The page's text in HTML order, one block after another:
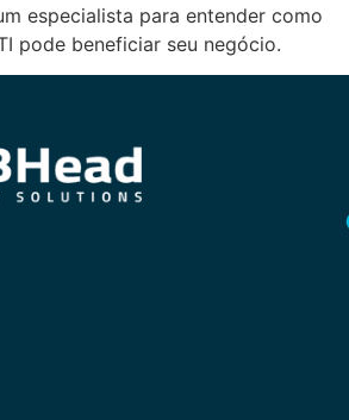
especialista para entender como
pode beneficiar seu negócio.